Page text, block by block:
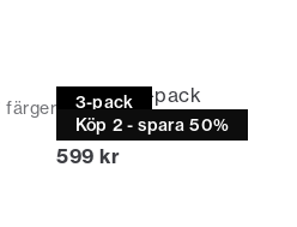
färger
3-pack
Köp 2 - spara 50%
T-shirt | 3-pack
Relaxed fit
Nuvarande pris
599 kr